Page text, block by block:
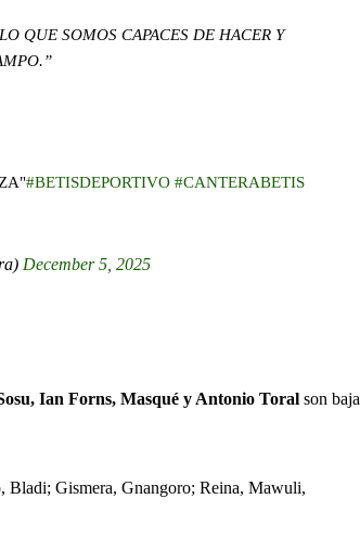
QUE SOMOS CAPACES DE HACER Y
#BETISDEPORTIVO #CANTERABETIS
December 5, 2025
Ian Forns, Masqué y Antonio Toral son baja
Gismera, Gnangoro; Reina, Mawuli,